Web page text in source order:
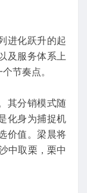
进化跃升的起
及服务体系上
节奏点。
其分销模式随
化身为捕捉机
价值。梁晨将
中取栗，栗中